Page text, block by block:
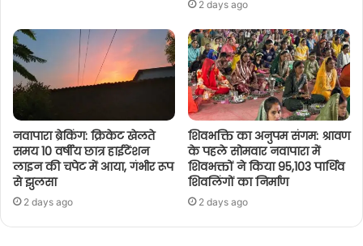
2 days ago
नवापारा ब्रेकिंग: क्रिकेट खेलते
समय 10 वर्षीय छात्र हाईटेंशन
लाइन की चपेट में आया, गंभीर रूप
से झुलसा
2 days ago
शिवभक्ति का अनुपम संगम: श्रावण
के पहले सोमवार नवापारा में
शिवभक्तों ने किया 95,103 पार्थिव
शिवलिंगों का निर्माण
2 days ago